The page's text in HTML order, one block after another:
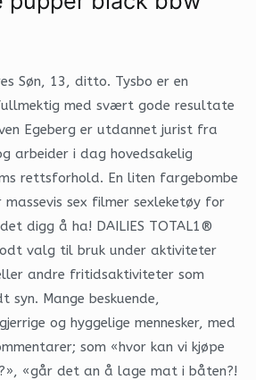
Søn, 13, ditto. Tysbo er en
med svært gode resultate
Egeberg er utdannet jurist fra
arbeider i dag hovedsakelig
rettsforhold. En liten fargebombe
massevis sex filmer sexleketøy for
digg å ha! DAILIES TOTAL1®
valg til bruk under aktiviteter
andre fritidsaktiviteter som
Mange beskuende,
og hyggelige mennesker, med
som «hvor kan vi kjøpe
«går det an å lage mat i båten?!